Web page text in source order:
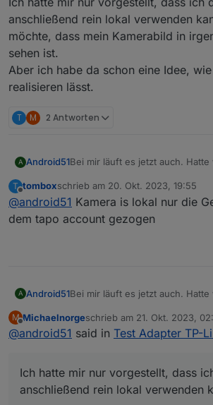
anschließend rein lokal verwenden
möchte, dass mein Kamerabild in
sehen ist.
Aber ich habe da schon eine Idee,
realisieren lässt.
T M 2 Antworten
A Android51Bei mir läuft es jetzt auch.
Einstellungen ziemlich komplexe
(Benutzername + Passwort)
wurden irgendwelche
Interessant ist aber, dass ich die
trotzdem funktionierte. Aber
aus der Handy-App ab. Ich
Netzwerk bleiben.
Nicht falsch verstehen... Danke
Ich hatte mir nur vorgestellt,
anschließend rein lokal
nicht möchte, dass mein
Aber ich habe da schon eine
realisieren lässt.
T
Offline
tomboxschrieb am 20. Okt. 2023, 19:55
zuletzt editiert von
@android51 Kamera is lokal nur die
dem tapo account gezogen
A Android51Bei mir läuft es jetzt auch.
Einstellungen ziemlich komplexe
(Benutzername + Passwort)
Adapter anschließend nicht
trotzdem funktionierte. Aber
M
Offline
Michaelnorgeschrieb am 21. Okt. 2023,
zuletzt editiert von
@android51 said in Test Adapter TP-
Ich hatte mir nur vorgestellt, dass
anschließend rein lokal verwenden